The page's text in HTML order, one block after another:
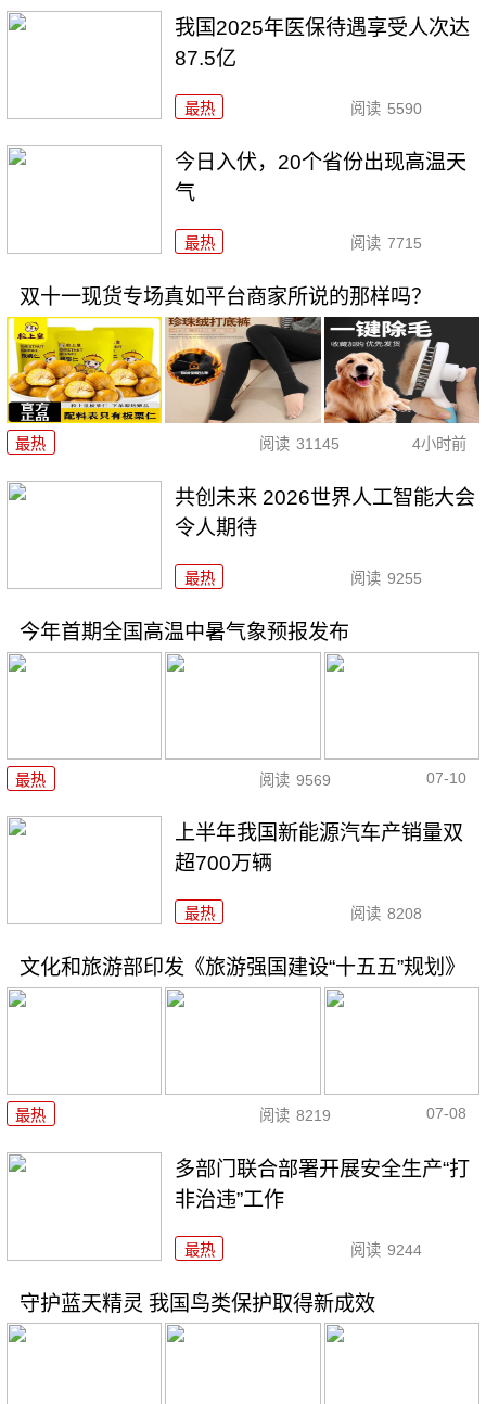
我国2025年医保待遇享受人次达
87.5亿
最热 阅读 5590
今日入伏，20个省份出现高温天
气
最热 阅读 7715
双十一现货专场真如平台商家所说的那样吗？
最热 阅读 31145 4小时前
共创未来 2026世界人工智能大会
令人期待
最热 阅读 9255
今年首期全国高温中暑气象预报发布
最热 阅读 9569 07-10
上半年我国新能源汽车产销量双
超700万辆
最热 阅读 8208
文化和旅游部印发《旅游强国建设“十五五”规划》
最热 阅读 8219 07-08
多部门联合部署开展安全生产“打
非治违”工作
最热 阅读 9244
守护蓝天精灵 我国鸟类保护取得新成效